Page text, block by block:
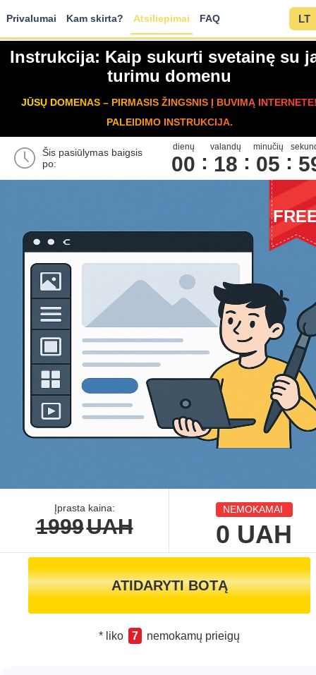
Privalumai Kam skirta? Atsiliepimai FAQ LT
Instrukcija: Kaip sukurti svetainę su
turimu domenu
JŪSŲ DOMENAS – PIRMASIS ŽINGSNIS Į BUVIMĄ
PALEIDIMO INSTRUKCIJA.
Šis pasiūlymas baigsis
po:
dienų
00
valandų
18
minučių
05 5
Įprasta kaina:
1999UAH
NEMOKAMAI
0 UAH
ATIDARYTI BOTĄ
* liko 7 nemokamų prieigų